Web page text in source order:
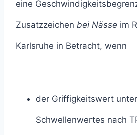
eine
Zusatzzeichen bei Nässe im
Karlsruhe in Betracht, wenn
der Griffigkeitswert
Schwellenwertes nach